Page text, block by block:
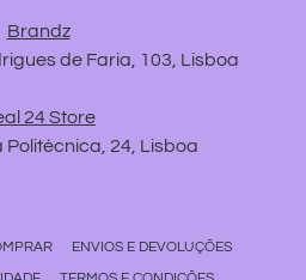
Brandz
de Faria, 103, Lisboa
24 Store
Politécnica, 24, Lisboa
ENVIOS E DEVOLUÇÕES